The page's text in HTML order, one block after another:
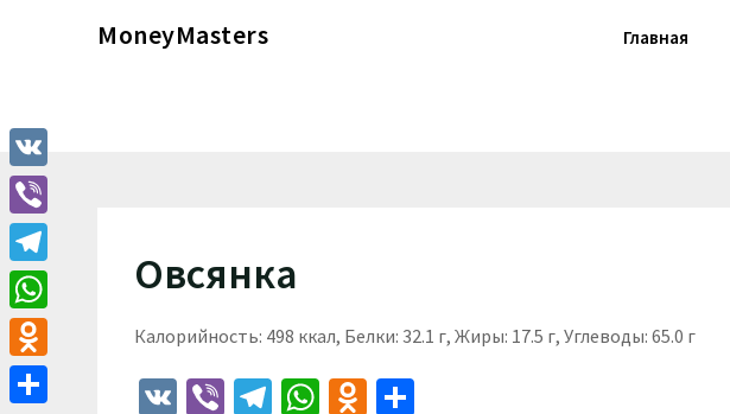
MoneyMasters Главная
Овсянка
Калорийность: 498 ккал, Белки: 32.1 г, Жиры: 17.5 г, Углеводы: 65.0 г
VK ViberTelegram
WhatsApp
Odnoklassniki
VK
Viber
Telegram
WhatsApp
Odnoklassniki